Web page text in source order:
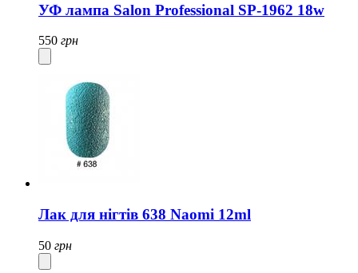
УФ лампа Salon Professional SP-1962 18w
550 грн
Лак для нігтів 638 Naomi 12ml
50 грн